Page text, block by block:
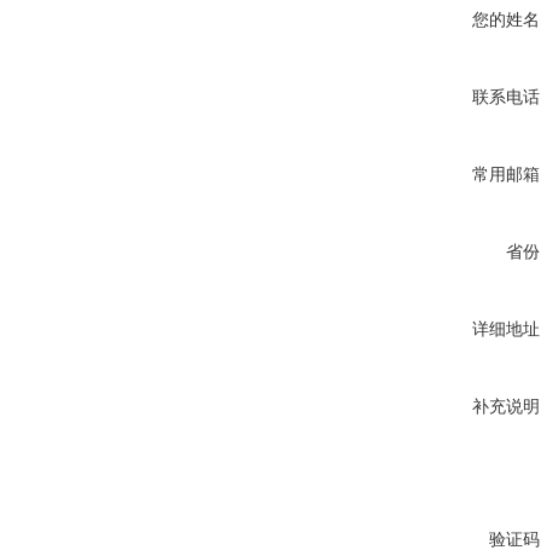
您的姓
联系电
常用邮
省
详细地
补充说
验证